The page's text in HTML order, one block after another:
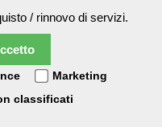
/ rinnovo di servizi.
Marketing
classificati